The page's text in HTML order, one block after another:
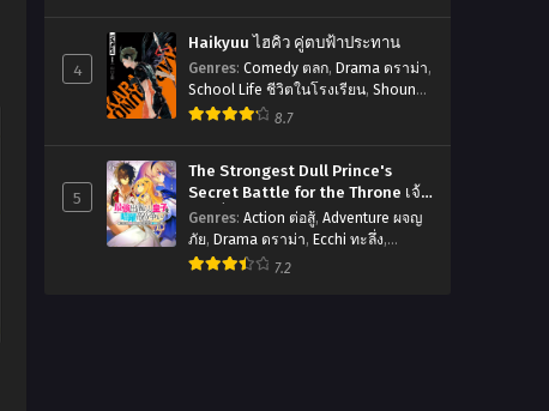
4
Haikyuu ไฮคิว คู่ตบฟ้าประทาน
Genres: Comedy ตลก, Drama ดราม่า,
School Life ชีวิตในโรงเรียน, Shounen
โชเน็ง,Slice of Life รั้วโรงเรียน
8.7
5
The Strongest Dull Prince's
Secret Battle for the Throne เจ้า
ชายงี่เง่าสุดแกร่งกับศึกชิงราชสมบัติ
Genres: Action ต่อสู้, Adventure ผจญ
ภัย, Drama ดราม่า, Ecchi ทะลึ่ง,
Fantasy แฟนตาซี
7.2